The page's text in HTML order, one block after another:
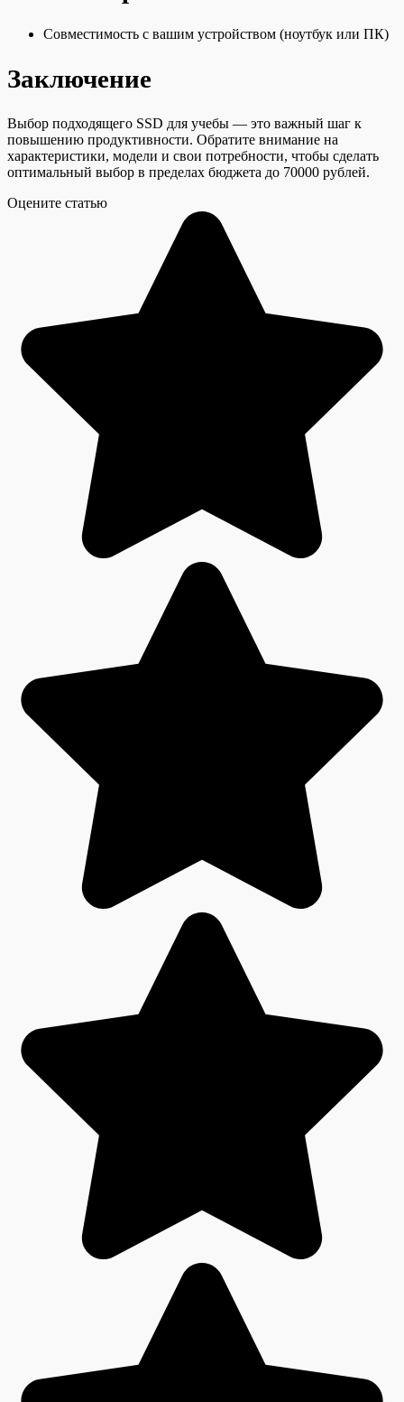
Совместимость с вашим устройством (ноутбук или ПК)
Заключение
Выбор подходящего SSD для учебы — это важный шаг к
повышению продуктивности. Обратите внимание на
характеристики, модели и свои потребности, чтобы сделать
оптимальный выбор в пределах бюджета до 70000 рублей.
Оцените статью